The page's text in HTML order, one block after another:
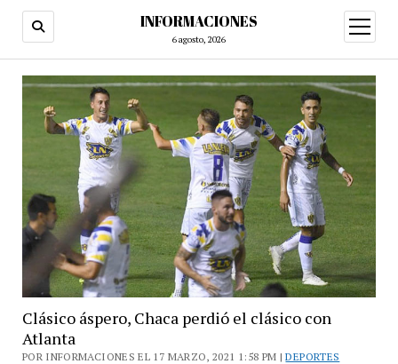
INFORMACIONES
6 agosto, 2026
abrir
menú
Clásico áspero, Chaca perdió el clásico con
Atlanta
POR INFORMACIONES EL 17 MARZO, 2021 1:58 PM |DEPORTES